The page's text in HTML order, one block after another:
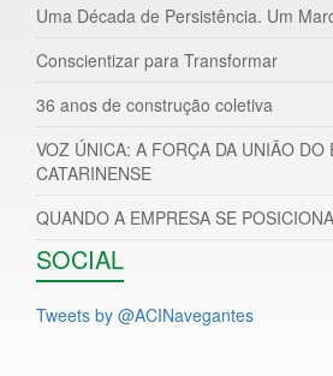
Uma Década de Persistência. Um
Conscientizar para Transformar
36 anos de construção coletiva
VOZ ÚNICA: A FORÇA DA UNIÃO DO
CATARINENSE
QUANDO A EMPRESA SE
SOCIAL
Tweets by @ACINavegantes